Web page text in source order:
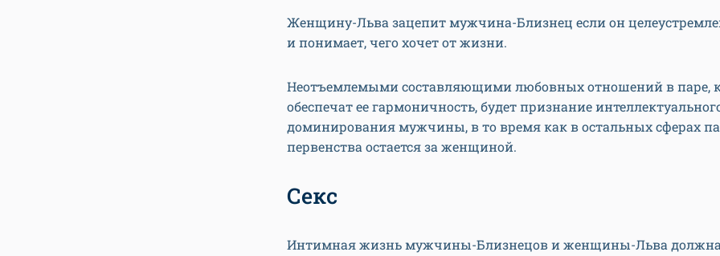
Женщину-Льва зацепит мужчина-Близнец если он
и понимает, чего хочет от жизни.
Неотъемлемыми составляющими любовных отношений в паре,
обеспечат ее гармоничность, будет признание
доминирования мужчины, в то время как в остальных сферах
первенства остается за женщиной.
Секс
Интимная жизнь мужчины-Близнецов и женщины-Льва должна